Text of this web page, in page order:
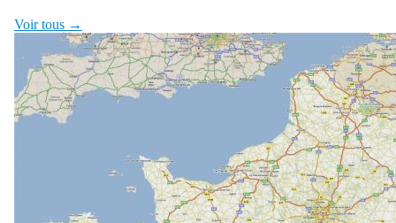
Voir tous →